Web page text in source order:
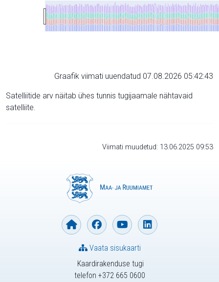
Graafik viimati uuendatud 07.08.2026 05:42:43
Satelliitide arv näitab ühes tunnis tugijaamale nähtavaid
satelliite.
Viimati muudetud: 13.06.2025 09:53
Kaardirakenduse tugi
telefon +372 665 0600
Vaata sisukaarti